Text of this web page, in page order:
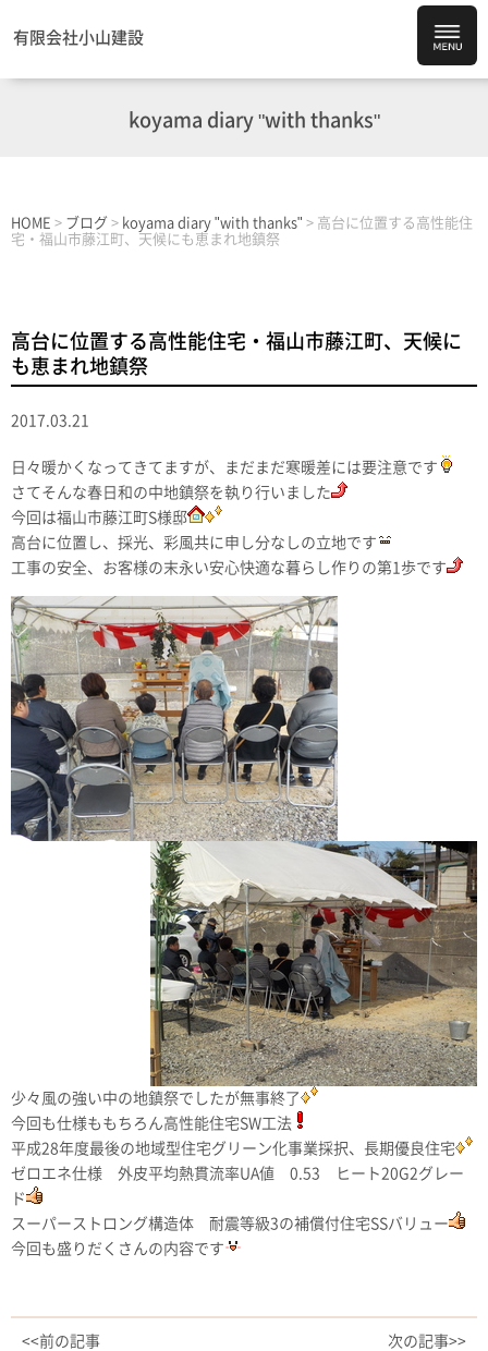
有限会社小山建設
koyama diary "with thanks"
HOME > ブログ > koyama diary "with thanks" > 高台に位置する高性能住
宅・福山市藤江町、天候にも恵まれ地鎮祭
高台に位置する高性能住宅・福山市藤江町、天候に
も恵まれ地鎮祭
2017.03.21
日々暖かくなってきてますが、まだまだ寒暖差には要注意です
さてそんな春日和の中地鎮祭を執り行いました
今回は福山市藤江町S様邸
高台に位置し、採光、彩風共に申し分なしの立地です
工事の安全、お客様の末永い安心快適な暮らし作りの第1歩です
少々風の強い中の地鎮祭でしたが無事終了
今回も仕様ももちろん高性能住宅SW工法
平成28年度最後の地域型住宅グリーン化事業採択、長期優良住宅
ゼロエネ仕様 外皮平均熱貫流率UA値 0.53 ヒート20G2グレー
ド
スーパーストロング構造体 耐震等級3の補償付住宅SSバリュー
今回も盛りだくさんの内容です
<<前の記事 次の記事>>